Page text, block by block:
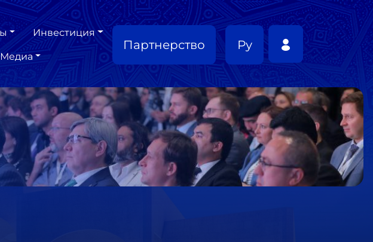
Инвестиция
Медиа
Партнерство Ру